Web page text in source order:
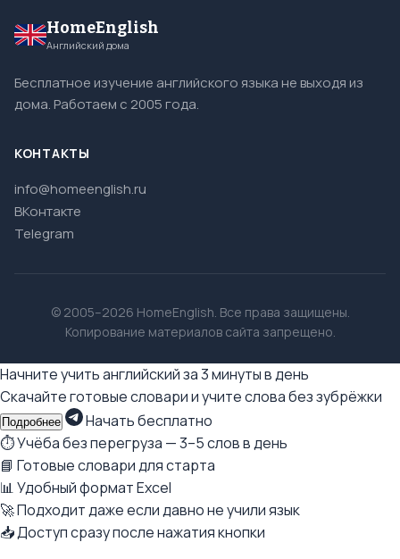
HomeEnglish
Английский дома
Бесплатное изучение английского языка не выходя из
дома. Работаем с 2005 года.
КОНТАКТЫ
info@homeenglish.ru
ВКонтакте
Telegram
© 2005–2026 HomeEnglish. Все права защищены.
Копирование материалов сайта запрещено.
Начните учить английский за 3 минуты в день
Скачайте готовые словари и учите слова без зубрёжки
Подробнее
Начать бесплатно
⏱ Учёба без перегруза — 3–5 слов в день
📘 Готовые словари для старта
📊 Удобный формат Excel
🚀 Подходит даже если давно не учили язык
📥 Доступ сразу после нажатия кнопки